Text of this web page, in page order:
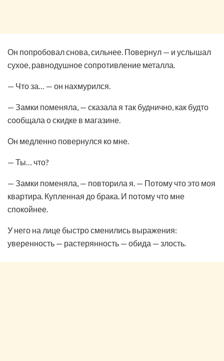
Он попробовал снова, сильнее. Повернул — и услышал
сухое, равнодушное сопротивление металла.
— Что за… — он нахмурился.
— Замки поменяла, — сказала я так буднично, как будто
сообщала о скидке в магазине.
Он медленно повернулся ко мне.
— Ты… что?
— Замки поменяла, — повторила я. — Потому что это моя
квартира. Купленная до брака. И потому что мне
спокойнее.
У него на лице быстро сменились выражения:
уверенность — растерянность — обида — злость.